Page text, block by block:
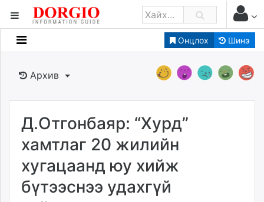
Онцлох Шинэ
Мэдээллийн
Банк санхүү
Бизнес ААН
Төрийн
Нийслэлийн
dorgio.mn
Gogo.mn
caak.mn
Архив
Д.Отгонбаяр: “Хурд”
хамтлаг 20 жилийн
хугацаанд юу хийж
бүтээснээ удахгүй